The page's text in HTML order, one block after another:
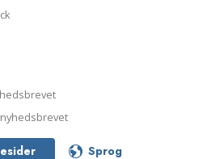
Sprog